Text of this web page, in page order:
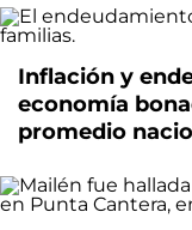
Inflación y
economía
promedio